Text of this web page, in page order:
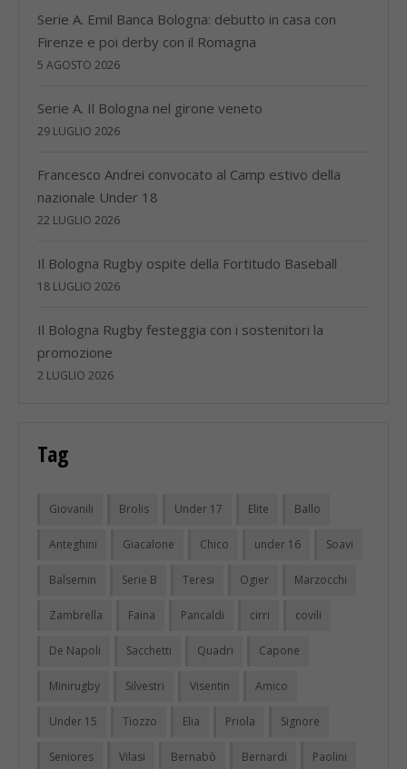
Serie A. Emil Banca Bologna: debutto in casa con
Firenze e poi derby con il Romagna
5 AGOSTO 2026
Serie A. Il Bologna nel girone veneto
29 LUGLIO 2026
Francesco Andrei convocato al Camp estivo della
nazionale Under 18
22 LUGLIO 2026
Il Bologna Rugby ospite della Fortitudo Baseball
18 LUGLIO 2026
Il Bologna Rugby festeggia con i sostenitori la
promozione
2 LUGLIO 2026
Tag
Giovanili Brolis Under 17 Elite Ballo
Anteghini Giacalone Chico under 16 Soavi
Balsemin Serie B Teresi Ogier Marzocchi
Zambrella Faina Pancaldi cirri covili
De Napoli Sacchetti Quadri Capone
Minirugby Silvestri Visentin Amico
Under 15 Tiozzo Elia Priola Signore
Seniores Vilasi Bernabò Bernardi Paolini